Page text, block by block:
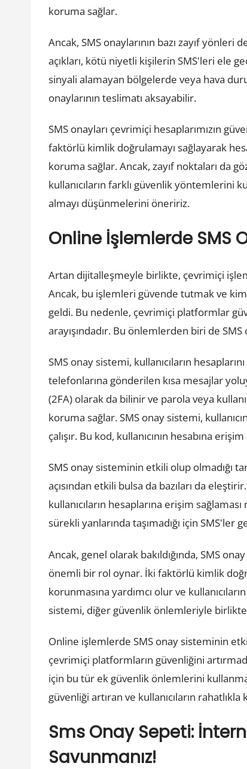
koruma sağlar.
Ancak, SMS onaylarının bazı zayıf yönleri
açıkları, kötü niyetli kişilerin SMS'leri ele
sinyali alamayan bölgelerde veya hava
onaylarının teslimatı aksayabilir.
SMS onayları çevrimiçi hesaplarımızın
faktörlü kimlik doğrulamayı sağlayarak
koruma sağlar. Ancak, zayıf noktaları da
kullanıcıların farklı güvenlik yöntemlerini
almayı düşünmelerini öneririz.
Online İşlemlerde SMS
Artan dijitalleşmeyle birlikte, çevrimiçi
Ancak, bu işlemleri güvende tutmak ve
geldi. Bu nedenle, çevrimiçi platformlar
arayışındadır. Bu önlemlerden biri de
SMS onay sistemi, kullanıcıların
telefonlarına gönderilen kısa mesajlar
(2FA) olarak da bilinir ve parola veya
koruma sağlar. SMS onay sistemi,
çalışır. Bu kod, kullanıcının hesabına
SMS onay sisteminin etkili olup olmadığı
açısından etkili bulsa da bazıları da
kullanıcıların hesaplarına erişim
sürekli yanlarında taşımadığı için
Ancak, genel olarak bakıldığında, SMS
önemli bir rol oynar. İki faktörlü kimlik
korunmasına yardımcı olur ve
sistemi, diğer güvenlik önlemleriyle birlikte
Online işlemlerde SMS onay sisteminin
çevrimiçi platformların güvenliğini
için bu tür ek güvenlik önlemlerini
güvenliği artıran ve kullanıcıların
Sms Onay Sepeti:
Savunmanız!